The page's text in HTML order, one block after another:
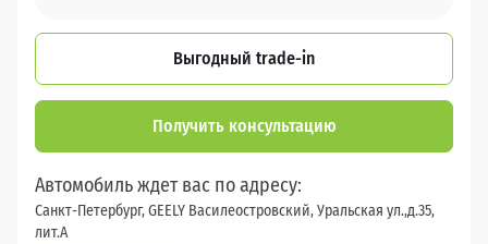
Выгодный trade-in
Получить консультацию
Автомобиль ждет вас по адресу:
Санкт-Петербург, GEELY Василеостровский, Уральская ул.,д.35,
лит.А